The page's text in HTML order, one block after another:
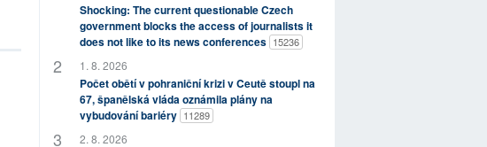
Shocking: The current questionable Czech
government blocks the access of journalists it
does not like to its news conferences 15236
1. 8. 2026
Počet obětí v pohraniční krizi v Ceutě stoupl na
67, španělská vláda oznámila plány na
vybudování bariéry 11289
2. 8. 2026